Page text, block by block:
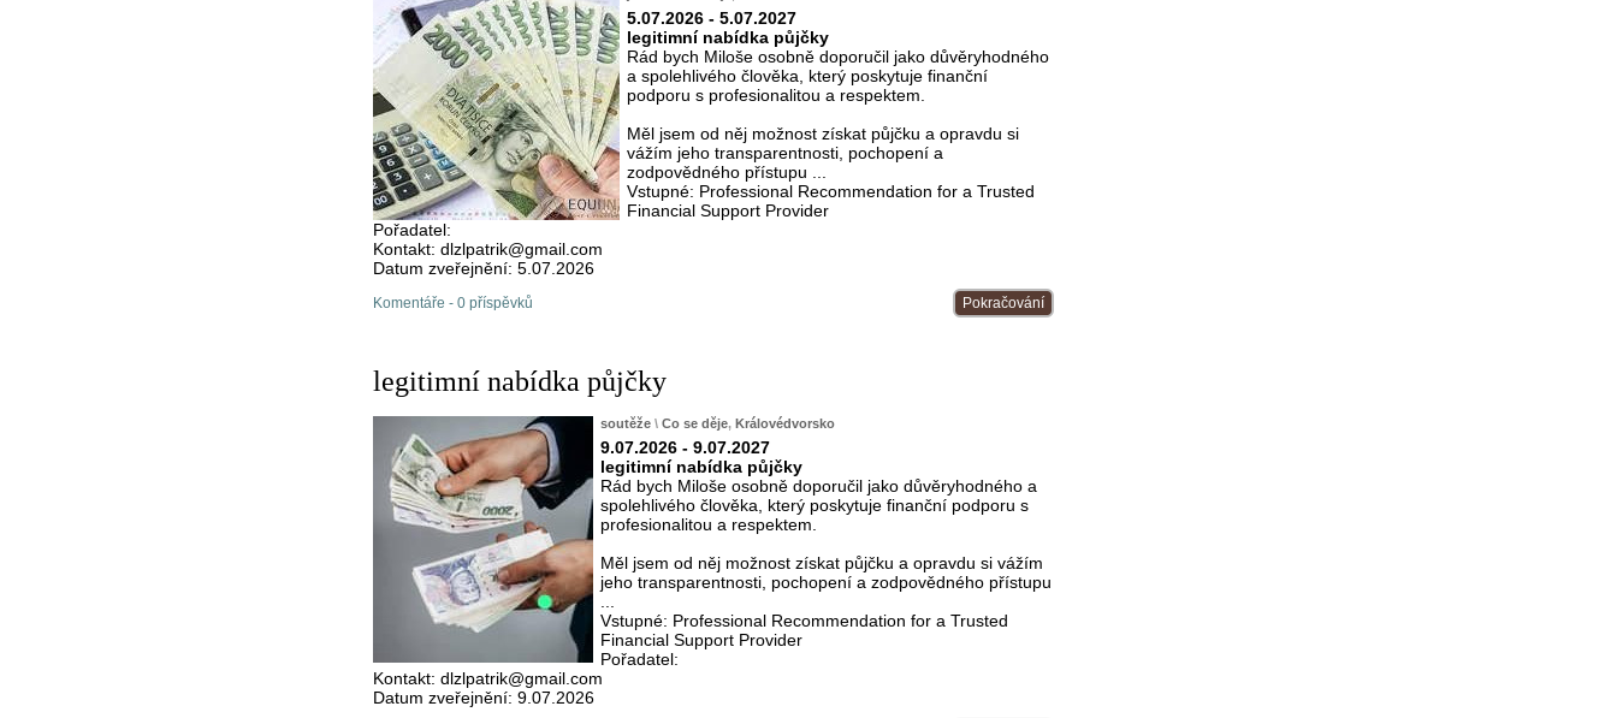
5.07.2026 - 5.07.2027
legitimní nabídka půjčky
Rád bych Miloše osobně doporučil jako důvěryhodného
a spolehlivého člověka, který poskytuje finanční
podporu s profesionalitou a respektem.
Měl jsem od něj možnost získat půjčku a opravdu si
vážím jeho transparentnosti, pochopení a
zodpovědného přístupu ...
Vstupné: Professional Recommendation for a Trusted
Financial Support Provider
Pořadatel:
Kontakt: dlzlpatrik@gmail.com
Datum zveřejnění: 5.07.2026
Pokračování
Komentáře - 0 příspěvků
legitimní nabídka půjčky
soutěže \ Co se děje, Královédvorsko
9.07.2026 - 9.07.2027
legitimní nabídka půjčky
Rád bych Miloše osobně doporučil jako důvěryhodného a
spolehlivého člověka, který poskytuje finanční podporu s
profesionalitou a respektem.
Měl jsem od něj možnost získat půjčku a opravdu si vážím
jeho transparentnosti, pochopení a zodpovědného přístupu
Vstupné: Professional Recommendation for a Trusted
Financial Support Provider
Pořadatel:
Kontakt: dlzlpatrik@gmail.com
Datum zveřejnění: 9.07.2026